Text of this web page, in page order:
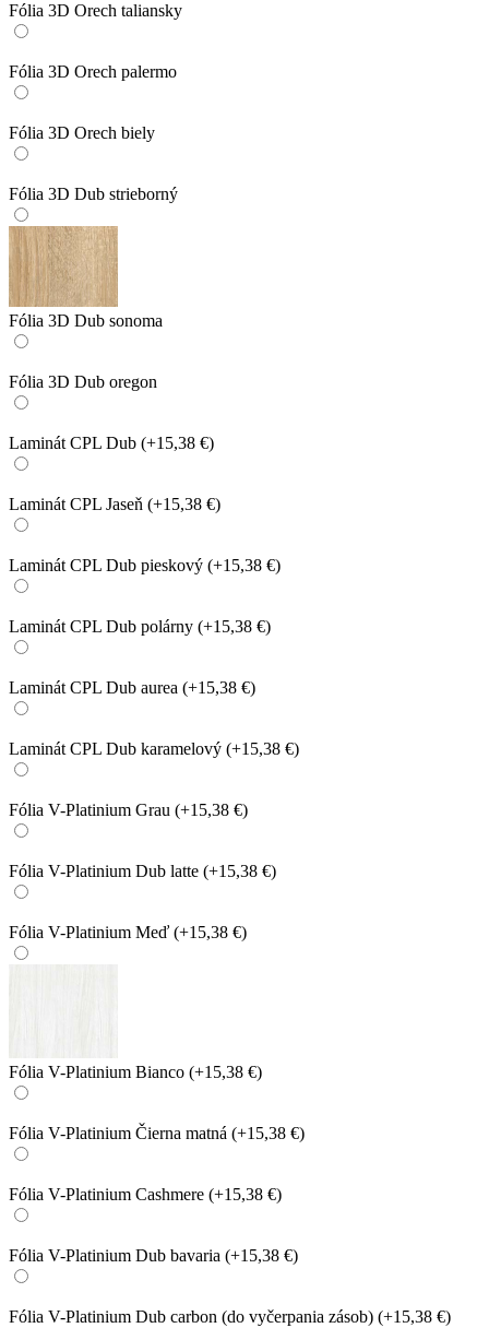
Fólia 3D Orech taliansky
Fólia 3D Orech palermo
Fólia 3D Orech biely
Fólia 3D Dub strieborný
Fólia 3D Dub sonoma
Fólia 3D Dub oregon
Laminát CPL Dub (+15,38 €)
Laminát CPL Jaseň (+15,38 €)
Laminát CPL Dub pieskový (+15,38 €)
Laminát CPL Dub polárny (+15,38 €)
Laminát CPL Dub aurea (+15,38 €)
Laminát CPL Dub karamelový (+15,38 €)
Fólia V-Platinium Grau (+15,38 €)
Fólia V-Platinium Dub latte (+15,38 €)
Fólia V-Platinium Meď (+15,38 €)
Fólia V-Platinium Bianco (+15,38 €)
Fólia V-Platinium Čierna matná (+15,38 €)
Fólia V-Platinium Cashmere (+15,38 €)
Fólia V-Platinium Dub bavaria (+15,38 €)
Fólia V-Platinium Dub carbon (do vyčerpania zásob) (+15,38 €)